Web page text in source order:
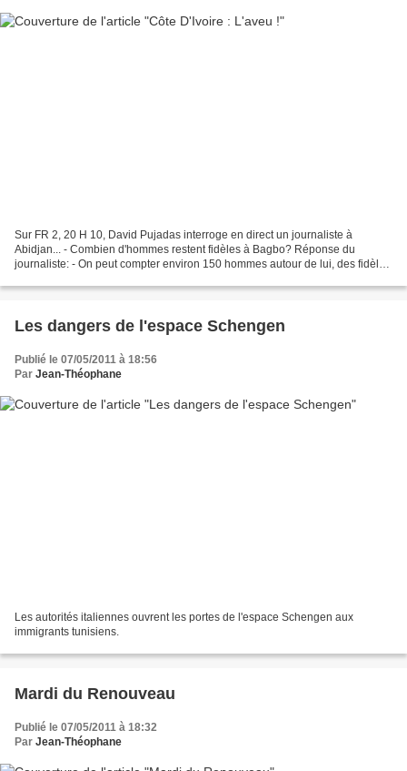
Sur FR 2, 20 H 10, David Pujadas interroge en direct un journaliste à
Abidjan... - Combien d'hommes restent fidèles à Bagbo? Réponse du
journaliste: - On peut compter environ 150 hommes autour de lui, des fidèles
Les dangers de l'espace Schengen
Publié le 07/05/2011 à 18:56
Par Jean-Théophane
Les autorités italiennes ouvrent les portes de l'espace Schengen aux
immigrants tunisiens.
Mardi du Renouveau
Publié le 07/05/2011 à 18:32
Par Jean-Théophane